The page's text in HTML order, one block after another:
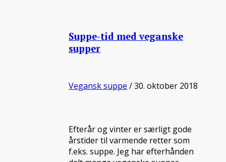
Suppe-tid med veganske
supper
Vegansk suppe / 30. oktober 2018
Efterår og vinter er særligt gode
årstider til varmende retter som
f.eks. suppe. Jeg har efterhånden